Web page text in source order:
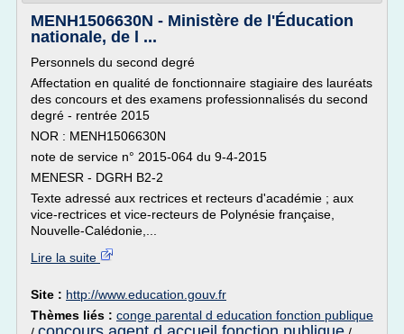
MENH1506630N - Ministère de l'Éducation
nationale, de l ...
Personnels du second degré
Affectation en qualité de fonctionnaire stagiaire des lauréats
des concours et des examens professionnalisés du second
degré - rentrée 2015
NOR : MENH1506630N
note de service n° 2015-064 du 9-4-2015
MENESR - DGRH B2-2
Texte adressé aux rectrices et recteurs d'académie ; aux
vice-rectrices et vice-recteurs de Polynésie française,
Nouvelle-Calédonie,...
Lire la suite
Site : http://www.education.gouv.fr
Thèmes liés : conge parental d education fonction publique